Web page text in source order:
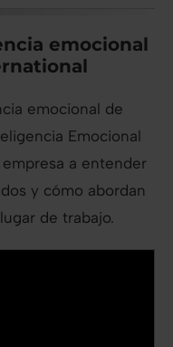
emocional
emocional de
Emocional
a entender
y cómo abordan
de trabajo.